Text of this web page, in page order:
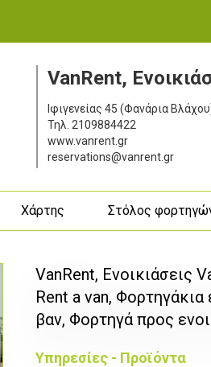
VanRent,
Ιφιγενείας 45 (Φανάρια
Τηλ. 2109884422
www.vanrent.gr
reservations@vanrent.gr
Χάρτης Στόλος
VanRent, Ενοικιάσεις
Rent a van,
βαν, Φορτηγά προς
Υπηρεσίες - Προϊόντα